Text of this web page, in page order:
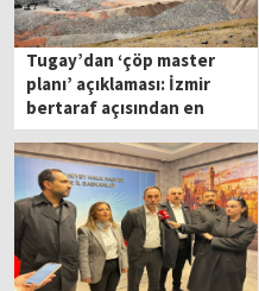
Tugay’dan ‘çöp master
planı’ açıklaması: İzmir
bertaraf açısından en
modern şehir olacak!